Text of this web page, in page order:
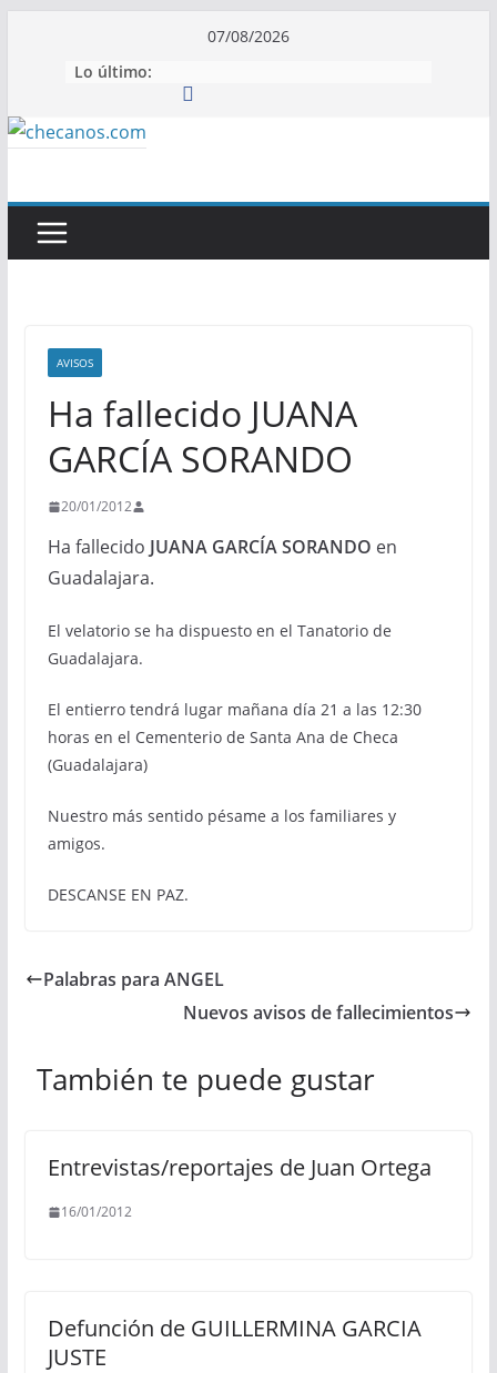
07/08/2026
Lo último:
AVISOS
Ha fallecido JUANA
GARCÍA SORANDO
20/01/2012
Ha fallecido JUANA GARCÍA SORANDO en
Guadalajara.
El velatorio se ha dispuesto en el Tanatorio de
Guadalajara.
El entierro tendrá lugar mañana día 21 a las 12:30
horas en el Cementerio de Santa Ana de Checa
(Guadalajara)
Nuestro más sentido pésame a los familiares y
amigos.
DESCANSE EN PAZ.
Palabras para ANGEL
Nuevos avisos de fallecimientos
También te puede gustar
Entrevistas/reportajes de Juan Ortega
16/01/2012
Defunción de GUILLERMINA GARCIA
JUSTE